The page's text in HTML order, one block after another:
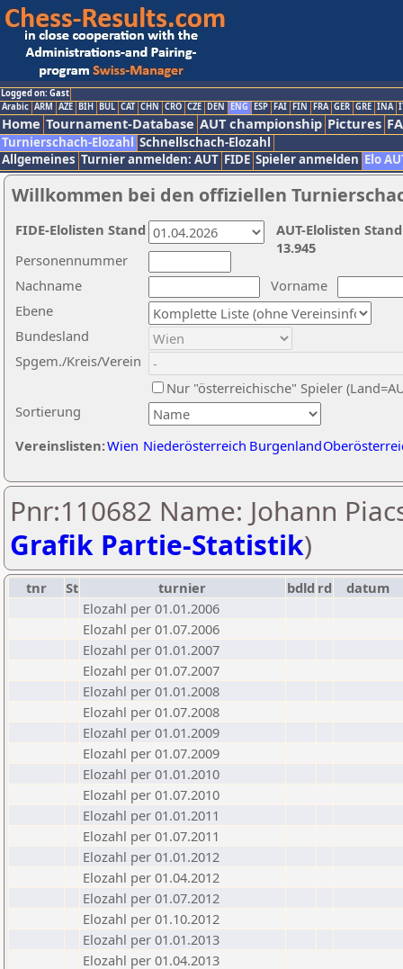
Logged on: Gast
Arabic ARM AZE BIH BUL CAT CHN CRO CZE DEN ENG ESP FAI FIN FRA GER GRE INA
Home Tournament-Database AUT championship Pictures
Turnierschach-Elozahl Schnellschach-Elozahl
Allgemeines Turnier anmelden: AUT FIDE Spieler anmelden Elo
Willkommen bei den offiziellen
Nachname
Vorname
Ebene
Sortierung
Personennummer
Bundesland
Spgem./Kreis/Verein
Nur "österreichische" Spieler
Vereinslisten:Wien Niederösterreich Burgenland
AUT-Elolisten
13.945
FIDE-Elolisten Stand
Pnr:110682 Name: Johann
Grafik Partie-Statistik)
tnr St turnier bdld rd
datum
Elozahl per 01.01.2006
Elozahl per 01.07.2006
Elozahl per 01.01.2007
Elozahl per 01.07.2007
Elozahl per 01.01.2008
Elozahl per 01.07.2008
Elozahl per 01.01.2009
Elozahl per 01.07.2009
Elozahl per 01.01.2010
Elozahl per 01.07.2010
Elozahl per 01.01.2011
Elozahl per 01.07.2011
Elozahl per 01.01.2012
Elozahl per 01.04.2012
Elozahl per 01.07.2012
Elozahl per 01.10.2012
Elozahl per 01.01.2013
Elozahl per 01.04.2013